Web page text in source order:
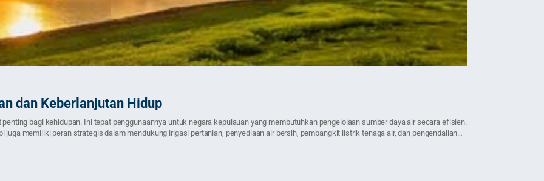
dan Keberlanjutan Hidup
bagi kehidupan. Ini tepat penggunaannya untuk negara kepulauan yang membutuhkan pengelolaan sumber daya air secara efisien.
memiliki peran strategis dalam mendukung irigasi pertanian, penyediaan air bersih, pembangkit listrik tenaga air, dan pengendalian